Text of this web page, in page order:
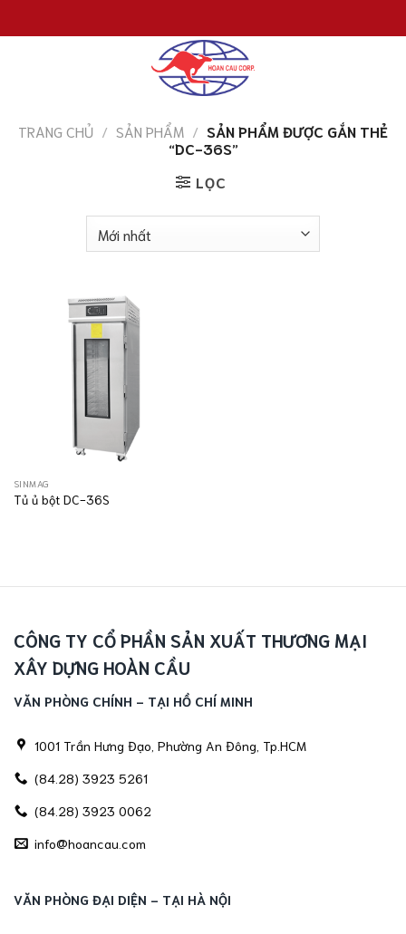
đến
TRANG CHỦ / SẢN PHẨM / SẢN PHẨM ĐƯỢC GẮN THẺ
“DC-36S”
LỌC
SINMAG
Tủ ủ bột DC-36S
CÔNG TY CỔ PHẦN SẢN XUẤT THƯƠNG MẠI
XÂY DỰNG HOÀN CẦU
VĂN PHÒNG CHÍNH - TẠI HỒ CHÍ MINH
1001 Trần Hưng Đạo, Phường An Đông, Tp.HCM
(84.28) 3923 5261
(84.28) 3923 0062
info@hoancau.com
VĂN PHÒNG ĐẠI DIỆN - TẠI HÀ NỘI